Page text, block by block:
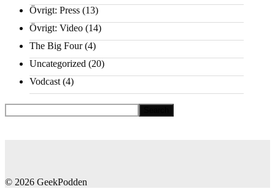
Övrigt: Press (13)
Övrigt: Video (14)
The Big Four(4)
Uncategorized (20)
Vodcast (4)
© 2026 GeekPodden